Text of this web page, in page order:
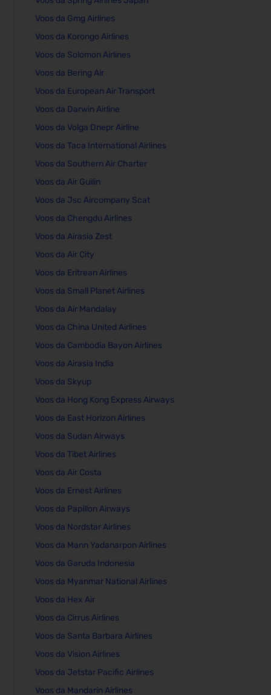
Voos da Gmg Airlines
Voos da Korongo Airlines
Voos da Solomon Airlines
Voos da Bering Air
Voos da European Air Transport
Voos da Darwin Airline
Voos da Volga Dnepr Airline
Voos da Taca International Airlines
Voos da Southern Air Charter
Voos da Air Guilin
Voos da Jsc Aircompany Scat
Voos da Chengdu Airlines
Voos da Airasia Zest
Voos da Air City
Voos da Eritrean Airlines
Voos da Small Planet Airlines
Voos da Air Mandalay
Voos da China United Airlines
Voos da Cambodia Bayon Airlines
Voos da Airasia India
Voos da Skyup
Voos da Hong Kong Express Airways
Voos da East Horizon Airlines
Voos da Sudan Airways
Voos da Tibet Airlines
Voos da Air Costa
Voos da Ernest Airlines
Voos da Papillon Airways
Voos da Nordstar Airlines
Voos da Mann Yadanarpon Airlines
Voos da Garuda Indonesia
Voos da Myanmar National Airlines
Voos da Hex Air
Voos da Cirrus Airlines
Voos da Santa Barbara Airlines
Voos da Vision Airlines
Voos da Jetstar Pacific Airlines
Voos da Mandarin Airlines